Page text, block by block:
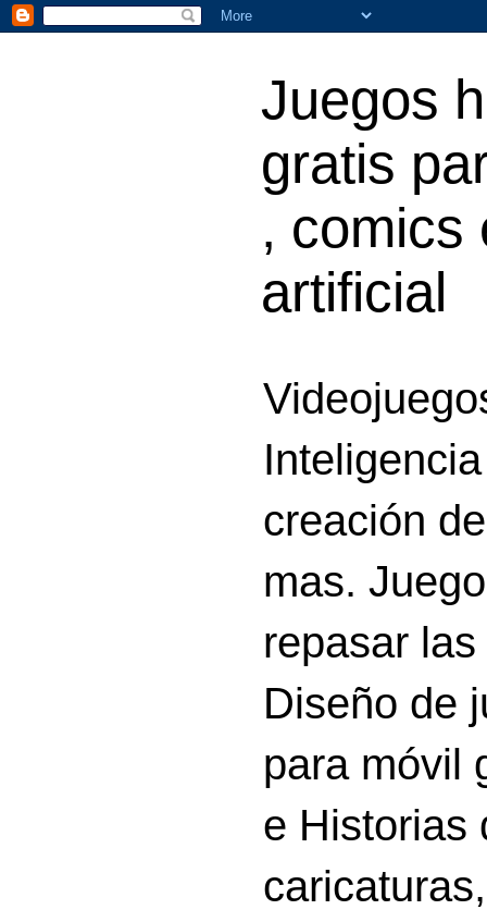
Juegos
gratis
, comics
artificial
creación
mas.
repasar
Diseño de
para móvil
e Historias